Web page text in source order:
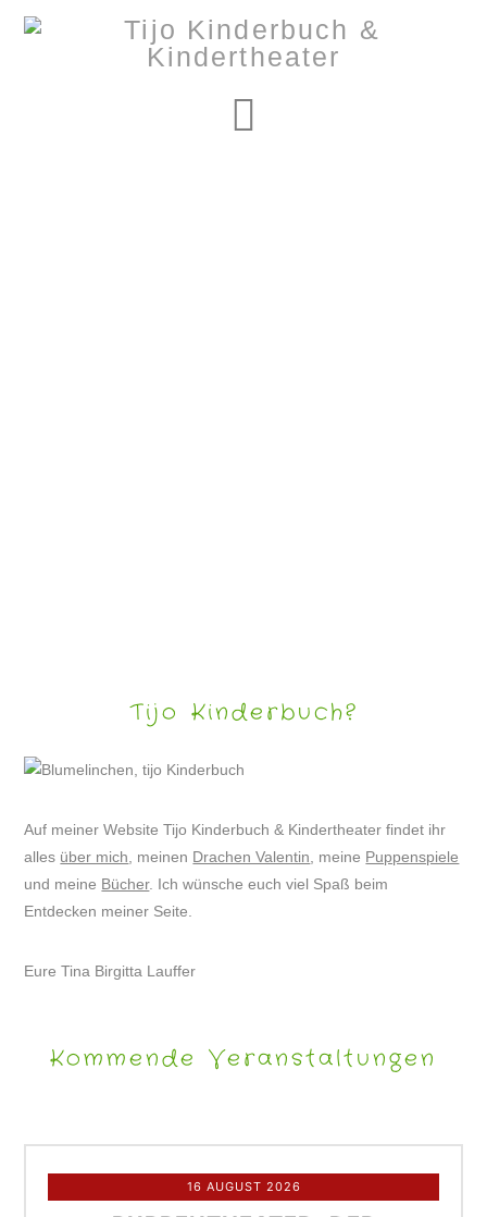
Tijo Kinderbuch?
Auf meiner Website Tijo Kinderbuch & Kindertheater findet ihr
alles über mich , meinen Drachen Valentin , meine Puppenspiele
und meine Bücher. Ich wünsche euch viel Spaß beim
Entdecken meiner Seite.
Eure Tina Birgitta Lauffer
Kommende Veranstaltungen
16 AUGUST 2026